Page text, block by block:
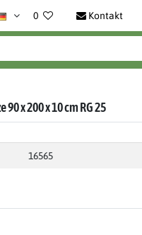
0 Kontakt
x 200 x 10 cm RG 25
16565